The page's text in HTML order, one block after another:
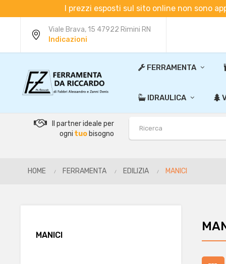
I prezzi esposti sul sito online non sono
Viale Brava, 15 47922 Rimini RN
Indicazioni
FERRAMENTA
IDRAULICA
Il partner ideale per
ogni tuo bisogno
HOME FERRAMENTA EDILIZIA MANICI
MANICI